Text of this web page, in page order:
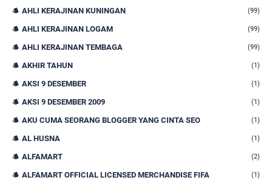
AHLI KERAJINAN KUNINGAN (99)
AHLI KERAJINAN LOGAM (99)
AHLI KERAJINAN TEMBAGA (99)
AKHIR TAHUN (1)
AKSI 9 DESEMBER (1)
AKSI 9 DESEMBER 2009 (1)
AKU CUMA SEORANG BLOGGER YANG CINTA SEO (1)
AL HUSNA (1)
ALFAMART (2)
ALFAMART OFFICIAL LICENSED MERCHANDISE FIFA (1)